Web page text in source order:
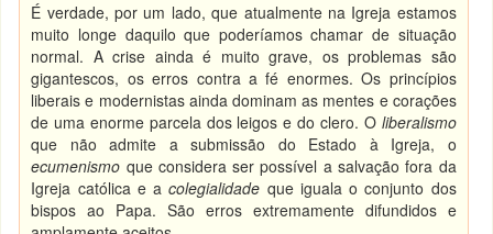
É verdade, por um lado, que atualmente na Igreja estamos
muito longe daquilo que poderíamos chamar de situação
normal. A crise ainda é muito grave, os problemas são
gigantescos, os erros contra a fé enormes. Os princípios
liberais e modernistas ainda dominam as mentes e corações
de uma enorme parcela dos leigos e do clero. O liberalismo
que não admite a submissão do Estado à Igreja, o
ecumenismo que considera ser possível a salvação fora da
Igreja católica e acolegialidade que iguala o conjunto dos
bispos ao Papa. São erros extremamente difundidos e